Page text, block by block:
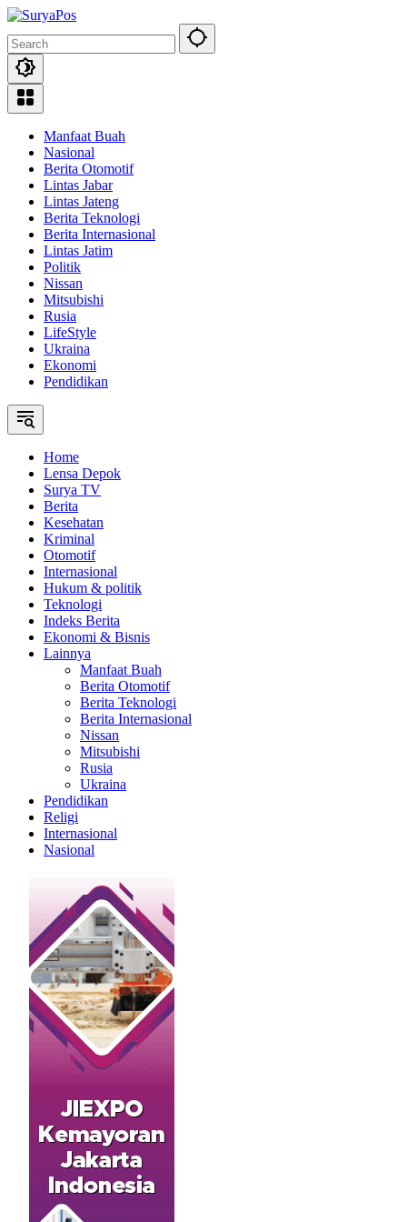
Skip
content
Manfaat Buah
Nasional
Berita Otomotif
Lintas Jabar
Lintas Jateng
Berita Teknologi
Berita Internasional
Lintas Jatim
Politik
Nissan
Mitsubishi
Rusia
LifeStyle
Ukraina
Ekonomi
Pendidikan
Home
Lensa Depok
Surya TV
Berita
Kesehatan
Kriminal
Otomotif
Internasional
Hukum & politik
Teknologi
Indeks Berita
Ekonomi & Bisnis
Lainnya
Manfaat Buah
Berita Otomotif
Berita Teknologi
Berita Internasional
Nissan
Mitsubishi
Rusia
Ukraina
Pendidikan
Religi
Internasional
Nasional